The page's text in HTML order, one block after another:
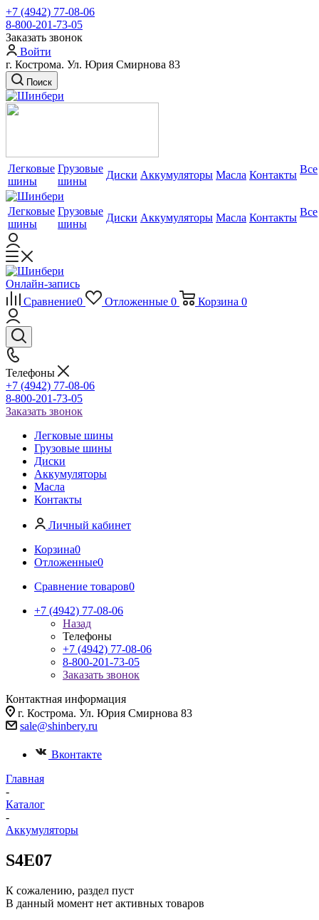
+7 (4942) 77-08-06
8-800-201-73-05
Заказать звонок
Войти
г. Кострома. Ул. Юрия Смирнова 83
Поиск
Легковые
шины
Грузовые
шины
Диски Аккумуляторы Масла Контакты Все
Легковые
шины
Грузовые
шины
Диски Аккумуляторы Масла Контакты Все
Онлайн-запись
Сравнение0 Отложенные 0 Корзина 0
Телефоны
+7 (4942) 77-08-06
8-800-201-73-05
Заказать звонок
Легковые шины
Грузовые шины
Диски
Аккумуляторы
Масла
Контакты
Личный кабинет
Корзина0
Отложенные0
Сравнение товаров0
+7 (4942) 77-08-06
Назад
Телефоны
+7 (4942) 77-08-06
8-800-201-73-05
Заказать звонок
Контактная информация
г. Кострома. Ул. Юрия Смирнова 83
sale@shinbery.ru
Вконтакте
Главная
-
Каталог
-
Аккумуляторы
S4E07
К сожалению, раздел пуст
В данный момент нет активных товаров